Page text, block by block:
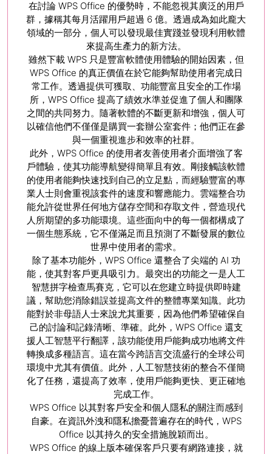
在討論 WPS Office 的優勢時，不能忽視其廣泛的用戶
群，據稱其每月活躍用戶超過 6 億。透過成為如此龐大
領域的一部分，個人可以發現最佳實踐並發現利用軟體
來提高生產力的新方法。
雖然下載 WPS 只是豐富軟體使用體驗的開始因素，但
WPS Office 的真正價值在於它能夠幫助使用者完成日
常工作。透過提供可獲取、功能豐富且安全的工作場
所，WPS Office 提高了績效水準並促進了個人和團隊
之間的共同努力。隨著軟體的不斷更新和增強，個人可
以確信他們不僅僅是購買一套辦公室套件；他們正在參
與一個重視進步和效率的社群。
此外，WPS Office 的使用者友善使用者介面增強了客
戶體驗，使其功能導航變得簡單且有效。剛接觸該軟體
的使用者能夠快速找到自己的立足點，而經驗豐富的專
業人士則會重視該套件的速度和響應能力。雲端整合功
能允許從世界任何地方儲存空間和存取文件，營造現代
人所期望的多功能環境。這些面向中的每一個都構成了
一個生態系統，它不僅滿足而且預測了不斷發展的數位
世界中使用者的需求。
除了基本功能外，WPS Office 還整合了尖端的 AI 功
能，使其對客戶更具吸引力。最突出的功能之一是人工
智慧拼字檢查馬賽克，它可以在您建立時提供即時建
議，幫助您消除錯誤並提高文件的整體專業知識。此功
能對於非母語人士來說尤其重要，因為他們希望確保自
己的討論和記錄清晰、準確。此外，WPS Office 還支
援人工智慧平行翻譯，該功能使用戶能夠成功地將文件
轉換成多種語言。這在當今跨語言交流盛行的全球公司
環境中尤其有價值。此外，人工智慧技術的整合不僅簡
化了任務，還提高了效率，使用戶能夠更快、更正確地
完成工作。
WPS Office 以其對客戶安全和個人隱私的關注而感到
自豪。在資訊外洩和隱私擔憂普遍存在的時代，WPS
Office 以其持久的安全措施脫穎而出。
WPS Office 的線上版本確保客戶只要有網路連接，就